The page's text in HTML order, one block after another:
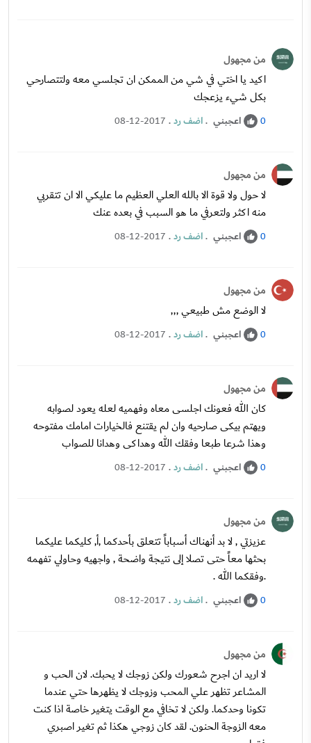
من مجهول
اكيد يا اختي في شي من الممكن ان تجلسي معه ولتتصارحي
بكل شيء يزعجك
0 اعجبني .اضف رد.
08-12-2017
من مجهول
لا حول ولا قوة الا بالله العلي العظيم ما عليكي الا ان تتقربي
منه اكثر ولتعرفي ما هو السبب في بعده عنك
0 اعجبني .اضف رد.
08-12-2017
من مجهول
لا الوضع مش طبيعي ,,,
0 اعجبني .اضف رد.
08-12-2017
من مجهول
كان الله فعونك اجلسى معاه وفهميه لعله يعود لصوابه
ويهتم بيكى صارحيه وان لم يقتنع فالخيارات امامك مفتوحه
وهذا شرعا طبعا وفقك الله وهداكى وهدانا للصواب
0 اعجبني .اضف رد.
08-12-2017
من مجهول
عزيزتي , لا بد أنهناك أسباباً تتعلق بأحدكما ,أ, كليكما عليكما
بحثها معاً حتى تصلا إلى نتيجة واضحة , واجهيه وحاولي تفهمه
.وفقكما الله .
0 اعجبني .اضف رد.
08-12-2017
من مجهول
لا اريد ان اجرح شعورك ولكن زوجك لا يحبك. لان الحب و
المشاعر تظهر علي المحب وزوجك لا يظهرها حتي عندما
تكونا وحدكما. ولكن لا تخافي مع الوقت يتغير خاصة اذا كنت
معه الزوجة الحنون. لقد كان زوجي هكذا ثم تغير اصبري